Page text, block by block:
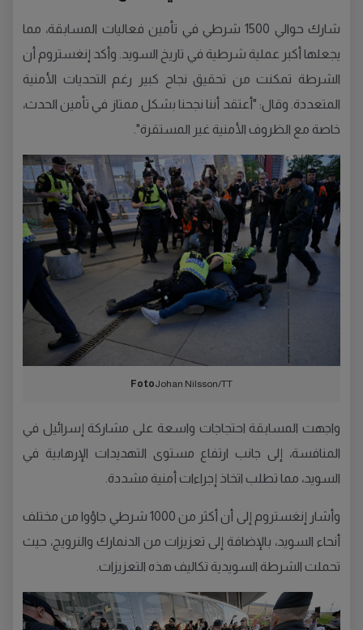
شارك حوالي 1500 شرطي في تأمين فعاليات المسابقة، مما
يجعلها أكبر عملية شرطية في تاريخ السويد. وأكد إنغستروم أن
الشرطة تمكنت من تحقيق نجاح كبير رغم التحديات الأمنية
المتعددة. وقال: "أعتقد أننا نجحنا بشكل ممتاز في تأمين الحدث،
خاصة مع الظروف الأمنية غير المستقرة".
FotoJohan Nilsson/TT
واجهت المسابقة احتجاجات واسعة على مشاركة إسرائيل في
المنافسة، إلى جانب ارتفاع مستوى التهديدات الإرهابية في
السويد، مما تطلب اتخاذ إجراءات أمنية مشددة.
وأشار إنغستروم إلى أن أكثر من 1000 شرطي جاؤوا من مختلف
أنحاء السويد، بالإضافة إلى تعزيزات من الدنمارك والنرويج، حيث
تحملت الشرطة السويدية تكاليف هذه التعزيزات.